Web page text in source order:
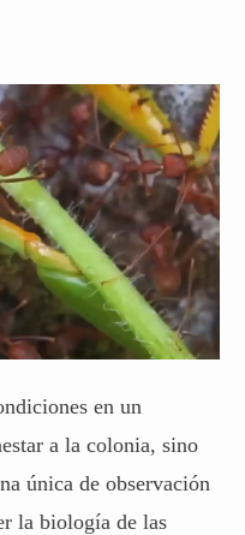
en un
a la colonia, sino
única de observación
la biología de las